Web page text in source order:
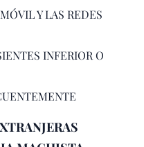
Y LAS REDES
INFERIOR O